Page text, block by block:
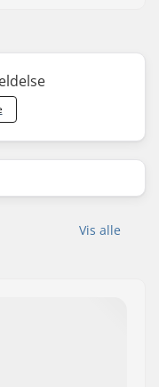
Vis alle